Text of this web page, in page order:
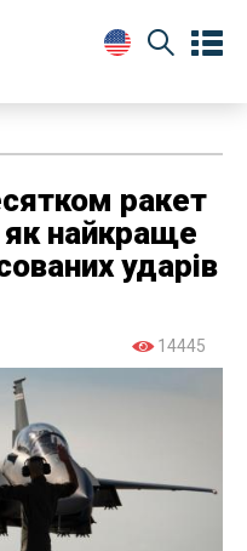
ракет
найкраще
ударів
14445